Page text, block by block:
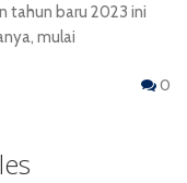
tahun baru 2023 ini
mulai
0